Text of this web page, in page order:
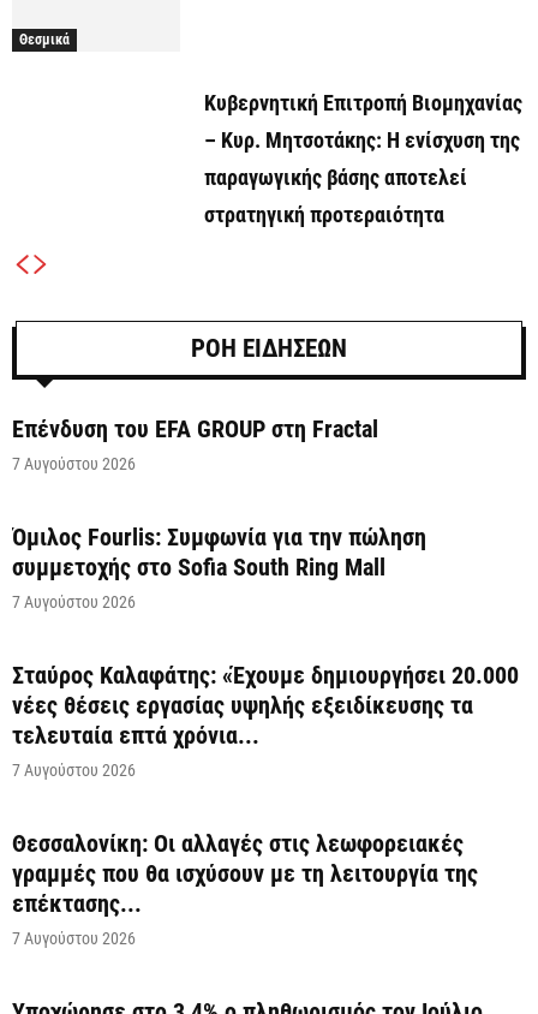
Θεσμικά
Κυβερνητική Επιτροπή Βιομηχανίας
– Κυρ. Μητσοτάκης: Η ενίσχυση της
παραγωγικής βάσης αποτελεί
στρατηγική προτεραιότητα
ΡΟΗ ΕΙΔΗΣΕΩΝ
Επένδυση του EFA GROUP στη Fractal
7 Αυγούστου 2026
Όμιλος Fourlis: Συμφωνία για την πώληση
συμμετοχής στο Sofia South Ring Mall
7 Αυγούστου 2026
Σταύρος Καλαφάτης: «Έχουμε δημιουργήσει 20.000
νέες θέσεις εργασίας υψηλής εξειδίκευσης τα
τελευταία επτά χρόνια...
7 Αυγούστου 2026
Θεσσαλονίκη: Οι αλλαγές στις λεωφορειακές
γραμμές που θα ισχύσουν με τη λειτουργία της
επέκτασης...
7 Αυγούστου 2026